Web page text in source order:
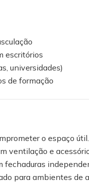
escritórios
universidades)
de formação
o espaço útil.
ventilação e
fechaduras
para ambientes de